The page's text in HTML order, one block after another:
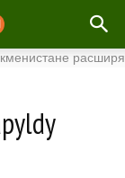
расширяет